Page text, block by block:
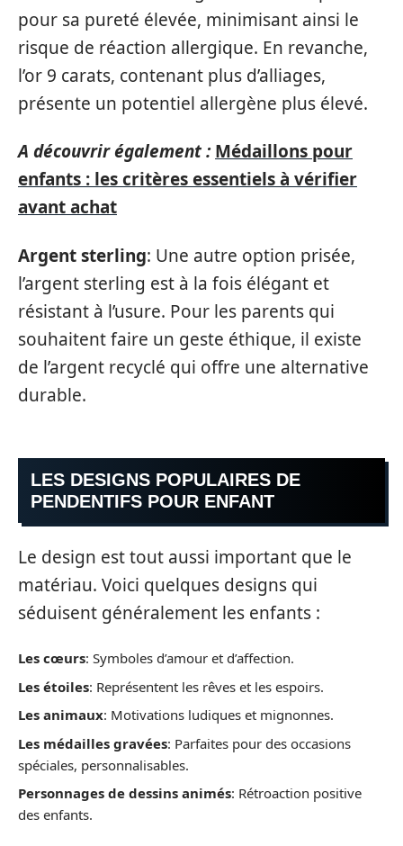
pour sa pureté élevée, minimisant ainsi le
risque de réaction allergique. En revanche,
l’or 9 carats, contenant plus d’alliages,
présente un potentiel allergène plus élevé.
A découvrir également : Médaillons pour
enfants : les critères essentiels à vérifier
avant achat
Argent sterling: Une autre option prisée,
l’argent sterling est à la fois élégant et
résistant à l’usure. Pour les parents qui
souhaitent faire un geste éthique, il existe
de l’argent recyclé qui offre une alternative
durable.
LES DESIGNS POPULAIRES DE
PENDENTIFS POUR ENFANT
Le design est tout aussi important que le
matériau. Voici quelques designs qui
séduisent généralement les enfants :
Les cœurs: Symboles d’amour et d’affection.
Les étoiles: Représentent les rêves et les espoirs.
Les animaux: Motivations ludiques et mignonnes.
Les médailles gravées: Parfaites pour des occasions
spéciales, personnalisables.
Personnages de dessins animés: Rétroaction positive
des enfants.